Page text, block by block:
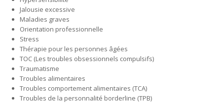
Jalousie excessive
Maladies graves
Orientation professionnelle
Stress
Thérapie pour les personnes âgées
TOC (Les troubles obsessionnels compulsifs)
Traumatisme
Troubles alimentaires
Troubles comportement alimentaires (TCA)
Troubles de la personnalité borderline (TPB)